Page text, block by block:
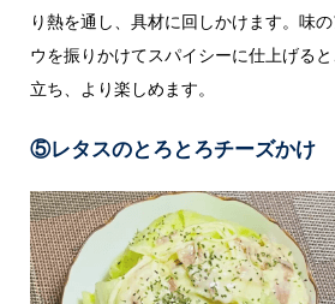
り熱を通し、具材に回しかけます。味
ウを振りかけてスパイシーに仕上げる
立ち、より楽しめます。
⑤レタスのとろとろチーズかけ